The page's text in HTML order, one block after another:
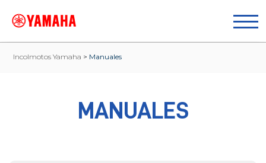
Incolmotos Yamaha > Manuales
MANUALES